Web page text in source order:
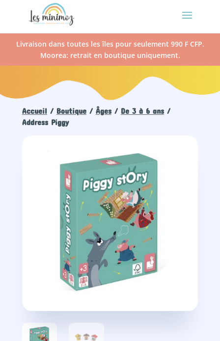
Livraison dans toutes les îles pour seulement 990 F CFP.
Moorea: retrait en boutique uniquement.
Accueil / Boutique/ Âges/ De 3 à 6 ans/
Address Piggy